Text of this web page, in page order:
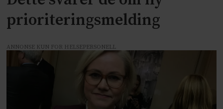
prioriteringsmelding
ANNONSE KUN FOR HELSEPERSONELL